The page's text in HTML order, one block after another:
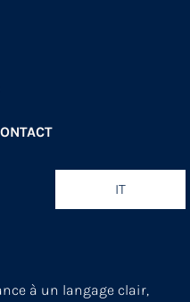
IT
à un langage clair,